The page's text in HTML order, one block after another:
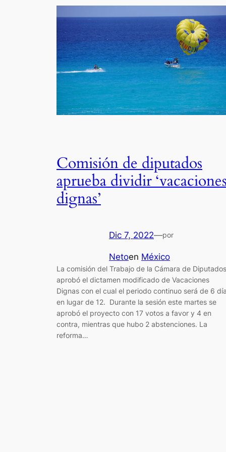
Comisión de diputados
aprueba dividir
dignas’
Dic 7, 2022—por
Netoen México
La comisión del Trabajo de la Cámara de Diputados
aprobó el dictamen modificado de Vacaciones
Dignas con el cual el periodo continuo será de 6
en lugar de 12. Durante la sesión este martes se
aprobó el proyecto con 17 votos a favor y 4 en
contra, mientras que hubo 2 abstenciones. La
reforma…